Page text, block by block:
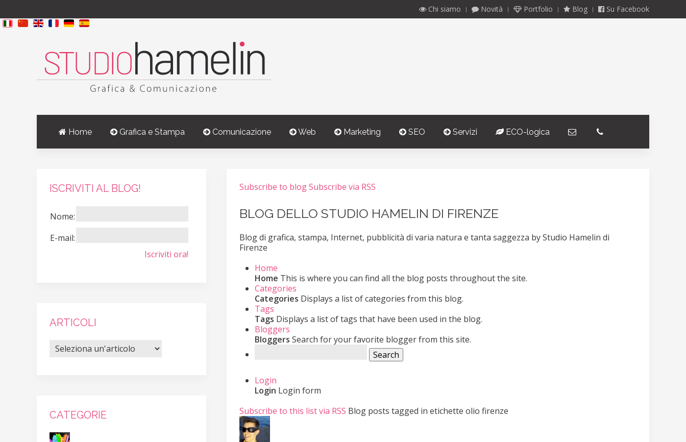
Chi siamo Novità Portfolio Blog Su Facebook
Home Grafica e Stampa Comunicazione Web Marketing SEO Servizi ECO-logica
Subscribe to blogSubscribe via RSS
BLOG DELLO STUDIO HAMELIN DI FIRENZE
Blog di grafica, stampa, Internet, pubblicità di varia natura e tanta saggezza by Studio Hamelin di
Firenze
Home
Home This is where you can find all the blog posts throughout the site.
Categories
Categories Displays a list of categories from this blog.
Tags
Tags Displays a list of tags that have been used in the blog.
Bloggers
Bloggers Search for your favorite blogger from this site.
Search
Login
Login Login form
Subscribe to this list via RSS Blog posts tagged in etichette olio firenze
ISCRIVITI AL BLOG!
Nome:
E-mail:
Iscriviti ora!
ARTICOLI
CATEGORIE